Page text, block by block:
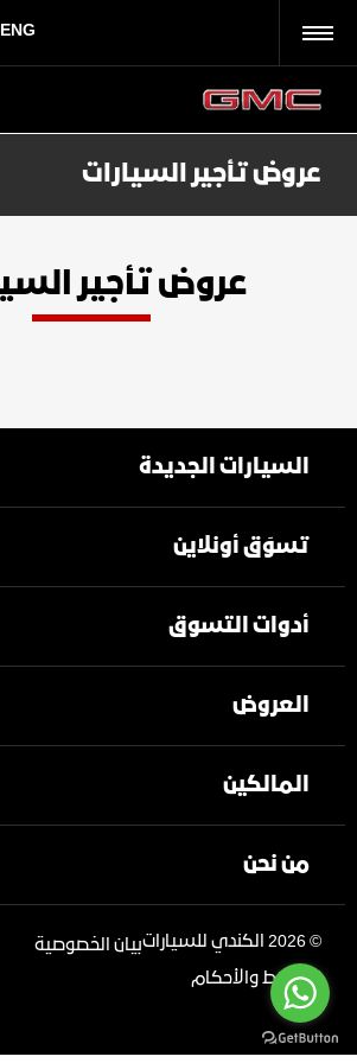
ENG
عروض تأجير السيارات
عروض تأجير
السيارات الجديدة
تسوَق أونلاين
أدوات التسوق
العروض
المالكين
من نحن
©2026 الكندي للسيارات
بيان الخصوصية
الشروط والأحكام